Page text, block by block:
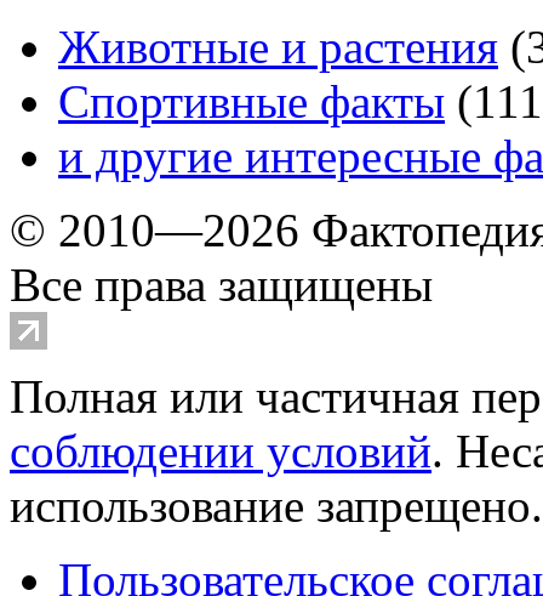
Животные и растения (
Спортивные факты (111
и другие интересные
© 2010—2026
Все права защищены
Полная или частичная
соблюдении условий.
использование
Пользовательское